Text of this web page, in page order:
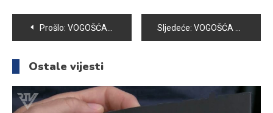
Navigacija
članaka
Prošlo: VOGOŠĆANI U IŠČEKIVANJU POZITIVNOG REZULTATA VEČERAŠNJE UTAKMICE Sljedeće: VOGOŠĆA UZ ZMAJEVE: BROJNI NAVIJAČI ISPRED KSC-a PRATILI UTAKMICU BIH- ŠVICARSKA
Ostale vijesti